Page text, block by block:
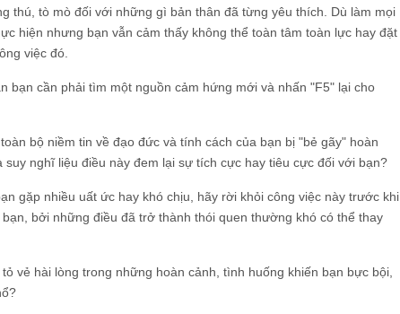
thú, tò mò đối với những gì bản thân đã từng yêu thích. Dù làm mọi
hiện nhưng bạn vẫn cảm thấy không thể toàn tâm toàn lực hay đặt
việc đó.
bạn cần phải tìm một nguồn cảm hứng mới và nhấn "F5" lại cho
bộ niềm tin về đạo đức và tính cách của bạn bị "bẻ gãy" hoàn
suy nghĩ liệu điều này đem lại sự tích cực hay tiêu cực đối với bạn?
gặp nhiều uất ức hay khó chịu, hãy rời khỏi công việc này trước khi
bởi những điều đã trở thành thói quen thường khó có thể thay
vẻ hài lòng trong những hoàn cảnh, tình huống khiến bạn bực bội,